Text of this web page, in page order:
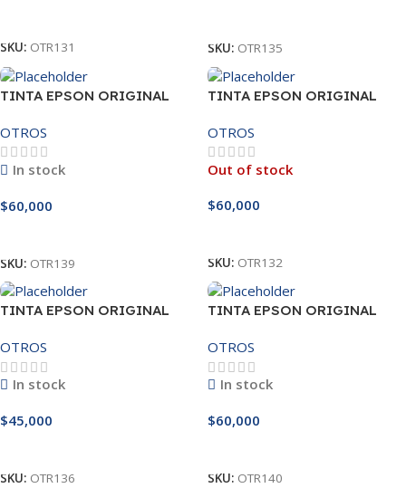
SKU: OTR131
SKU: OTR135
TINTA EPSON ORIGINAL
OTROS
In stock
$60,000
SKU: OTR139
TINTA EPSON ORIGINAL
OTROS
Out of stock
$60,000
SKU: OTR132
TINTA EPSON ORIGINAL
OTROS
In stock
$45,000
SKU: OTR136
TINTA EPSON ORIGINAL
OTROS
In stock
$60,000
SKU: OTR140